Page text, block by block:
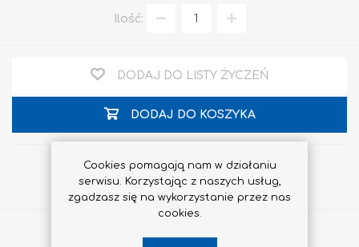
Ilość:
DODAJ DO LISTY ŻYCZEŃ
DODAJ DO KOSZYKA
Cookies pomagają nam w działaniu
serwisu. Korzystając z naszych usług,
zgadzasz się na wykorzystanie przez nas
cookies.